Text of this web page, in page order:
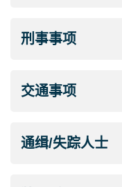
刑事事项
交通事项
通缉/失踪人士